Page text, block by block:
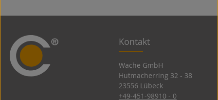
Kontakt
Wache GmbH
Hutmacherring 32 ­- 38
23556 Lübeck
+49-451-98910 - 0